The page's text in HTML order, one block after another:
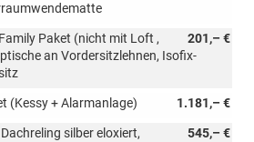
201,– €
Paket (nicht mit Loft ,
an Vordersitzlehnen, Isofix-
1.181,– €
(Kessy + Alarmanlage)
545,– €
silber eloxiert,